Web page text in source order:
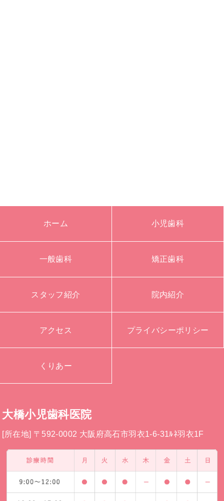
ホーム 小児歯科
一般歯科 矯正歯科
スタッフ紹介 院内紹介
アクセス プライバシーポリシー
くりあー
大橋小児歯科医院
[所在地] 〒592-0002 大阪府高石市羽衣1-6-31ﾙﾈ羽衣1F